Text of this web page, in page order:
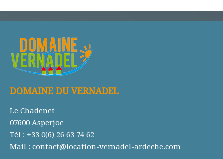
DOMAINE DU VERNADEL
Le Chadenet
07600 Asperjoc
Tél : +33 0(6) 26 63 74 62
Mail : contact@location-vernadel-ardeche.com